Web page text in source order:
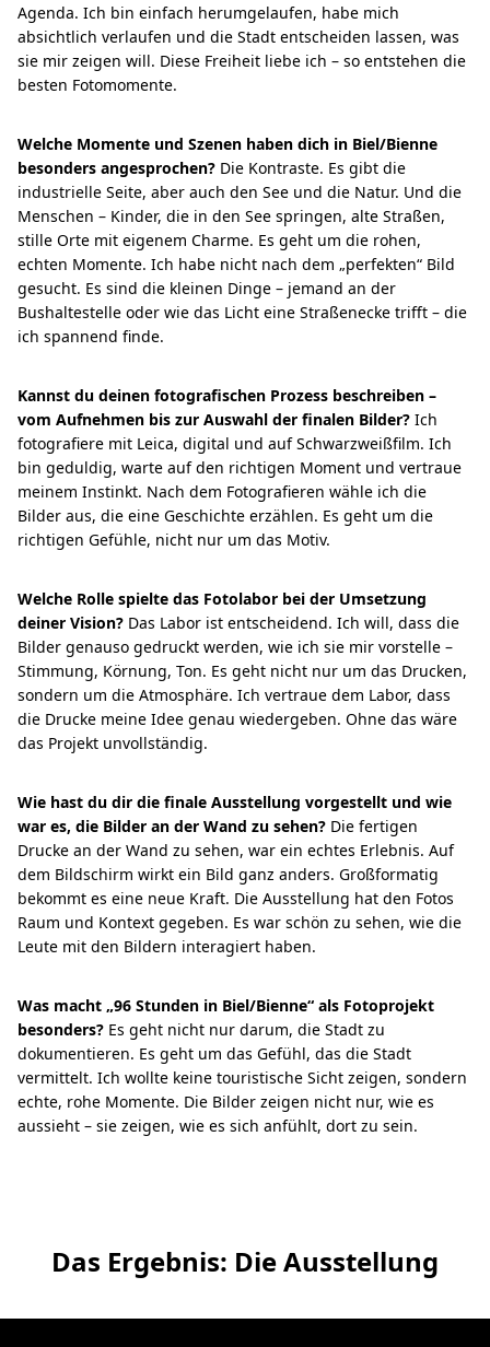
Agenda. Ich bin einfach herumgelaufen, habe mich
absichtlich verlaufen und die Stadt entscheiden lassen, was
sie mir zeigen will. Diese Freiheit liebe ich – so entstehen die
besten Fotomomente.
Welche Momente und Szenen haben dich in Biel/Bienne
besonders angesprochen? Die Kontraste. Es gibt die
industrielle Seite, aber auch den See und die Natur. Und die
Menschen – Kinder, die in den See springen, alte Straßen,
stille Orte mit eigenem Charme. Es geht um die rohen,
echten Momente. Ich habe nicht nach dem „perfekten“ Bild
gesucht. Es sind die kleinen Dinge – jemand an der
Bushaltestelle oder wie das Licht eine Straßenecke trifft – die
ich spannend finde.
Kannst du deinen fotografischen Prozess beschreiben –
vom Aufnehmen bis zur Auswahl der finalen Bilder? Ich
fotografiere mit Leica, digital und auf Schwarzweißfilm. Ich
bin geduldig, warte auf den richtigen Moment und vertraue
meinem Instinkt. Nach dem Fotografieren wähle ich die
Bilder aus, die eine Geschichte erzählen. Es geht um die
richtigen Gefühle, nicht nur um das Motiv.
Welche Rolle spielte das Fotolabor bei der Umsetzung
deiner Vision? Das Labor ist entscheidend. Ich will, dass die
Bilder genauso gedruckt werden, wie ich sie mir vorstelle –
Stimmung, Körnung, Ton. Es geht nicht nur um das Drucken,
sondern um die Atmosphäre. Ich vertraue dem Labor, dass
die Drucke meine Idee genau wiedergeben. Ohne das wäre
das Projekt unvollständig.
Wie hast du dir die finale Ausstellung vorgestellt und wie
war es, die Bilder an der Wand zu sehen? Die fertigen
Drucke an der Wand zu sehen, war ein echtes Erlebnis. Auf
dem Bildschirm wirkt ein Bild ganz anders. Großformatig
bekommt es eine neue Kraft. Die Ausstellung hat den Fotos
Raum und Kontext gegeben. Es war schön zu sehen, wie die
Leute mit den Bildern interagiert haben.
Was macht „96 Stunden in Biel/Bienne“ als Fotoprojekt
besonders? Es geht nicht nur darum, die Stadt zu
dokumentieren. Es geht um das Gefühl, das die Stadt
vermittelt. Ich wollte keine touristische Sicht zeigen, sondern
echte, rohe Momente. Die Bilder zeigen nicht nur, wie es
aussieht – sie zeigen, wie es sich anfühlt, dort zu sein.
Das Ergebnis: Die Ausstellung